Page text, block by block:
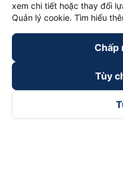
xem chi tiết hoặc thay đổi
Quản lý cookie. Tìm hiểu
Chấp
Tùy